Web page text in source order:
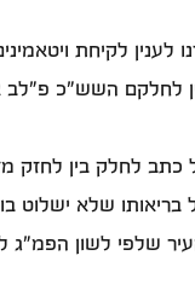
לענין לקיחת
לחלקם השש"כ פ"לב
לחלק בין לחזק
שלא ישלוט
שלפי לשון הפמ"ג